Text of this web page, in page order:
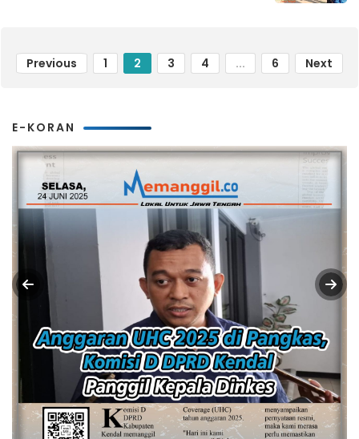
Previous 1 2 3 4 ... 6 Next
E-KORAN